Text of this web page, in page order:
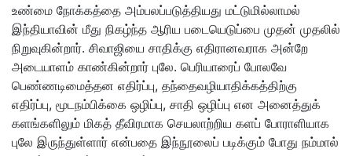
உண்மை நோக்கத்தை அம்பலப்படுத்தியது மட்டுமில்லாமல்
இந்தியாவின் மீது நிகழ்ந்த ஆரிய படையெடுப்பை முதன் முதலில்
நிறுவுகின்றார். சிவாஜியை சாதிக்கு எதிரானவராக அன்றே
அடையாளம் காண்கின்றார் புலே. பெரியாரைப் போலவே
பெண்ணடிமைத்தன எதிர்ப்பு, தந்தைவழியாதிக்கத்திற்கு
எதிர்ப்பு, மூடநம்பிக்கை ஒழிப்பு, சாதி ஒழிப்பு என அனைத்துக்
களங்களிலும் மிகத் தீவிரமாக செயலாற்றிய களப் போராளியாக
புலே இருந்துள்ளார் என்பதை இந்நூலைப் படிக்கும் போது நம்மால்